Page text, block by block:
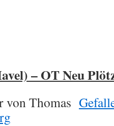
– OT Neu
Thomas